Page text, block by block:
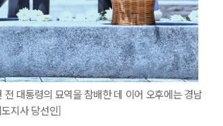
대통령의 묘역을 참배한 데 이어 오후에는 경남
지사 당선인]